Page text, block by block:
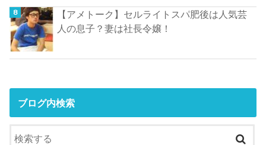
【アメトーク】セルライトスパ肥後は人気芸
人の息子？妻は社長令嬢！
ブログ内検索